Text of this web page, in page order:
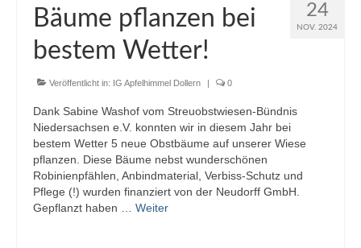
24
NOV. 2024
Bäume pflanzen bei
bestem Wetter!
Veröffentlicht in: IG Apfelhimmel Dollern | 0
Dank Sabine Washof vom Streuobstwiesen-Bündnis
Niedersachsen e.V. konnten wir in diesem Jahr bei
bestem Wetter 5 neue Obstbäume auf unserer Wiese
pflanzen. Diese Bäume nebst wunderschönen
Robinienpfählen, Anbindmaterial, Verbiss-Schutz und
Pflege (!) wurden finanziert von der Neudorff GmbH.
Gepflanzt haben … Weiter